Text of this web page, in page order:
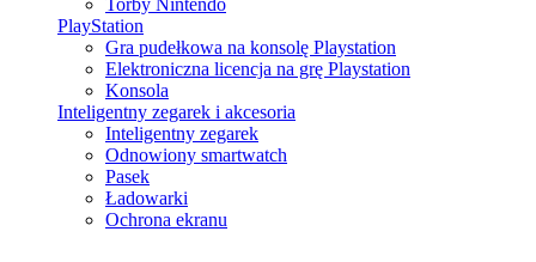
PlayStation
Gra pudełkowa na konsolę Playstation
Elektroniczna licencja na grę Playstation
Konsola
Inteligentny zegarek i akcesoria
Inteligentny zegarek
Odnowiony smartwatch
Pasek
Ładowarki
Ochrona ekranu